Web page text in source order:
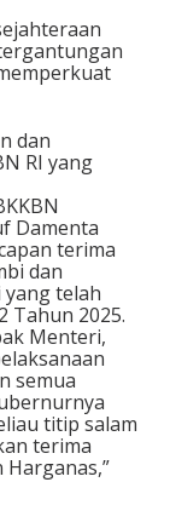
dan
RI yang
Damenta
terima
dan
yang telah
Tahun 2025.
Menteri,
semua
titip salam
terima